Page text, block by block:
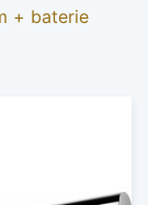
+ baterie